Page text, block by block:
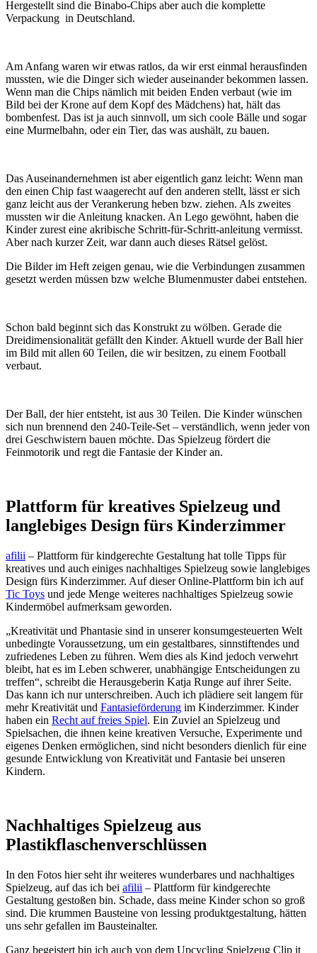
Hergestellt sind die Binabo-Chips aber auch die komplette
Verpackung in Deutschland.
Am Anfang waren wir etwas ratlos, da wir erst einmal herausfinden
mussten, wie die Dinger sich wieder auseinander bekommen lassen.
Wenn man die Chips nämlich mit beiden Enden verbaut (wie im
Bild bei der Krone auf dem Kopf des Mädchens) hat, hält das
bombenfest. Das ist ja auch sinnvoll, um sich coole Bälle und sogar
eine Murmelbahn, oder ein Tier, das was aushält, zu bauen.
Das Auseinandernehmen ist aber eigentlich ganz leicht: Wenn man
den einen Chip fast waagerecht auf den anderen stellt, lässt er sich
ganz leicht aus der Verankerung heben bzw. ziehen. Als zweites
mussten wir die Anleitung knacken. An Lego gewöhnt, haben die
Kinder zurest eine akribische Schritt-für-Schritt-anleitung vermisst.
Aber nach kurzer Zeit, war dann auch dieses Rätsel gelöst.
Die Bilder im Heft zeigen genau, wie die Verbindungen zusammen
gesetzt werden müssen bzw welche Blumenmuster dabei entstehen.
Schon bald beginnt sich das Konstrukt zu wölben. Gerade die
Dreidimensionalität gefällt den Kinder. Aktuell wurde der Ball hier
im Bild mit allen 60 Teilen, die wir besitzen, zu einem Football
verbaut.
Der Ball, der hier entsteht, ist aus 30 Teilen. Die Kinder wünschen
sich nun brennend den 240-Teile-Set – verständlich, wenn jeder von
drei Geschwistern bauen möchte. Das Spielzeug fördert die
Feinmotorik und regt die Fantasie der Kinder an.
Plattform für kreatives Spielzeug und
langlebiges Design fürs Kinderzimmer
afilii – Plattform für kindgerechte Gestaltung hat tolle Tipps für
kreatives und auch einiges nachhaltiges Spielzeug sowie langlebiges
Design fürs Kinderzimmer. Auf dieser Online-Plattform bin ich auf
Tic Toys und jede Menge weiteres nachhaltiges Spielzeug sowie
Kindermöbel aufmerksam geworden.
„Kreativität und Phantasie sind in unserer konsumgesteuerten Welt
unbedingte Voraussetzung, um ein gestaltbares, sinnstiftendes und
zufriedenes Leben zu führen. Wem dies als Kind jedoch verwehrt
bleibt, hat es im Leben schwerer, unabhängige Entscheidungen zu
treffen“, schreibt die Herausgeberin Katja Runge auf ihrer Seite.
Das kann ich nur unterschreiben. Auch ich plädiere seit langem für
mehr Kreativität und Fantasieförderung im Kinderzimmer. Kinder
haben ein Recht auf freies Spiel. Ein Zuviel an Spielzeug und
Spielsachen, die ihnen keine kreativen Versuche, Experimente und
eigenes Denken ermöglichen, sind nicht besonders dienlich für eine
gesunde Entwicklung von Kreativität und Fantasie bei unseren
Kindern.
Nachhaltiges Spielzeug aus
Plastikflaschenverschlüssen
In den Fotos hier seht ihr weiteres wunderbares und nachhaltiges
Spielzeug, auf das ich bei afilii – Plattform für kindgerechte
Gestaltung gestoßen bin. Schade, dass meine Kinder schon so groß
sind. Die krummen Bausteine von lessing produktgestaltung, hätten
uns sehr gefallen im Bausteinalter.
Ganz begeistert bin ich auch von dem Upcycling Spielzeug Clip it